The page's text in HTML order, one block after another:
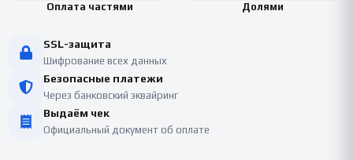
Оплата частями Долями
SSL-защита
Шифрование всех данных
Безопасные платежи
Через банковский эквайринг
Выдаём чек
Официальный документ об оплате